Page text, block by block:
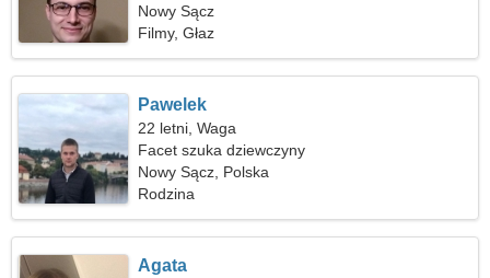
Nowy Sącz
Filmy, Głaz
Pawelek
22 letni, Waga
Facet szuka dziewczyny
Nowy Sącz, Polska
Rodzina
Agata